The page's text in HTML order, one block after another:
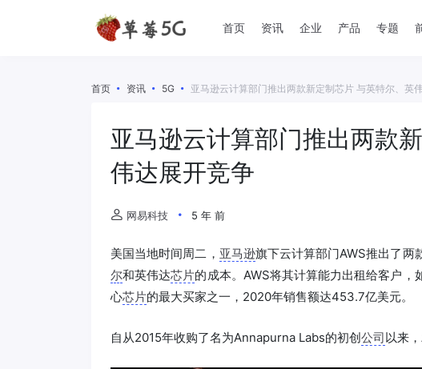
首页 资讯 企业 产品 专题
首页 资讯 5G 亚马逊云计算部门推出两款新定制芯片 与英特尔、英
亚马逊云计算部门推出两款
伟达展开竞争
网易科技 5 年 前
美国当地时间周二， 亚马逊旗下云计算部门AWS推出了两
尔和英伟达芯片的成本。AWS将其计算能力出租给客户
心芯片的最大买家之一，2020年销售额达453.7亿美元。
自从2015年收购了名为Annapurna Labs的初创公司以来